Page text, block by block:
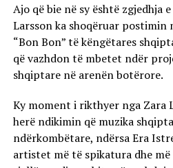
Ajo që bie në sy është zgjedhja
Larsson ka shoqëruar
“Bon Bon” të këngëtares
që vazhdon të mbetet ndër
shqiptare në arenën botërore.
Ky moment i rikthyer nga Zara
herë ndikimin që muzika
ndërkombëtare, ndërsa Era
artistet më të spikatura dhe më